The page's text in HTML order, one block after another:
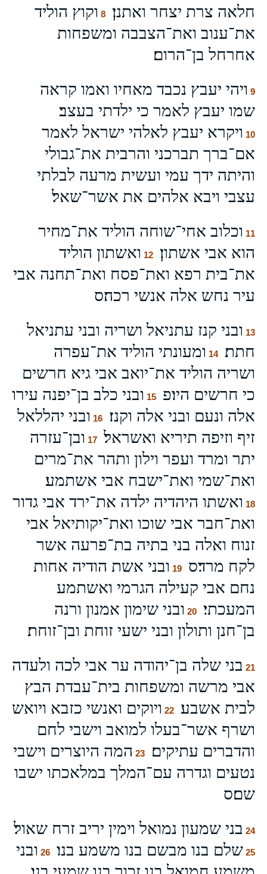
חלאה צרת יצחר ואתנן׃
8 וקוץ הוליד
את־ענוב ואת־הצבבה ומשפחות
אחרחל בן־הרום׃
9 ויהי יעבץ נכבד מאחיו ואמו קראה
שמו יעבץ לאמר כי ילדתי בעצב׃
10 ויקרא יעבץ לאלהי ישראל לאמר
אם־ברך תברכני והרבית את־גבולי
והיתה ידך עמי ועשית מרעה לבלתי
עצבי ויבא אלהים את אשר־שאל׃
11 וכלוב אחי־שוחה הוליד את־מחיר
הוא אבי אשתון׃
12 ואשתון הוליד
את־בית רפא ואת־פסח ואת־תחנה אבי
עיר נחש אלה אנשי רכה׃ס
13 ובני קנז עתניאל ושריה ובני עתניאל
חתת׃
14 ומעונתי הוליד את־עפרה
ושריה הוליד את־יואב אבי גיא חרשים
כי חרשים היו׃פ
15 ובני כלב בן־יפנה עירו
אלה ונעם ובני אלה וקנז׃
16 ובני יהללאל
זיף וזיפה תיריא ואשראל׃
17 ובן־עזרה
יתר ומרד ועפר וילון ותהר את־מרים
ואת־שמי ואת־ישבח אבי אשתמע׃
18 ואשתו היהדיה ילדה את־ירד אבי גדור
ואת־חבר אבי שוכו ואת־יקותיאל אבי
זנוח ואלה בני בתיה בת־פרעה אשר
לקח מרד׃ס
19 ובני אשת הודיה אחות
נחם אבי קעילה הגרמי ואשתמע
המעכתי׃
20 ובני שימון אמנון ורנה
בן־חנן ותולון ובני ישעי זוחת ובן־זוחת׃
21 בני שלה בן־יהודה ער אבי לכה ולעדה
אבי מרשה ומשפחות בית־עבדת הבץ
לבית אשבע׃
22 ויוקים ואנשי כזבא ויואש
ושרף אשר־בעלו למואב וישבי לחם
והדברים עתיקים׃
23 המה היוצרים וישבי
נטעים וגדרה עם־המלך במלאכתו ישבו
שם׃ס
24 בני שמעון נמואל וימין יריב זרח שאול׃
25 שלם בנו מבשם בנו משמע בנו׃ 26 ובני